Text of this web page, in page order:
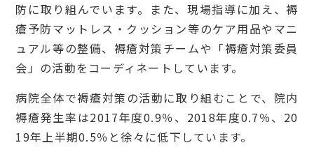
防に取り組んでいます。また、現場指導に加え、褥
瘡予防マットレス・クッション等のケア用品やマニ
ュアル等の整備、褥瘡対策チームや「褥瘡対策委員
会」の活動をコーディネートしています。
病院全体で褥瘡対策の活動に取り組むことで、院内
褥瘡発生率は2017年度0.9％、2018年度0.7％、20
19年上半期0.5％と徐々に低下しています。